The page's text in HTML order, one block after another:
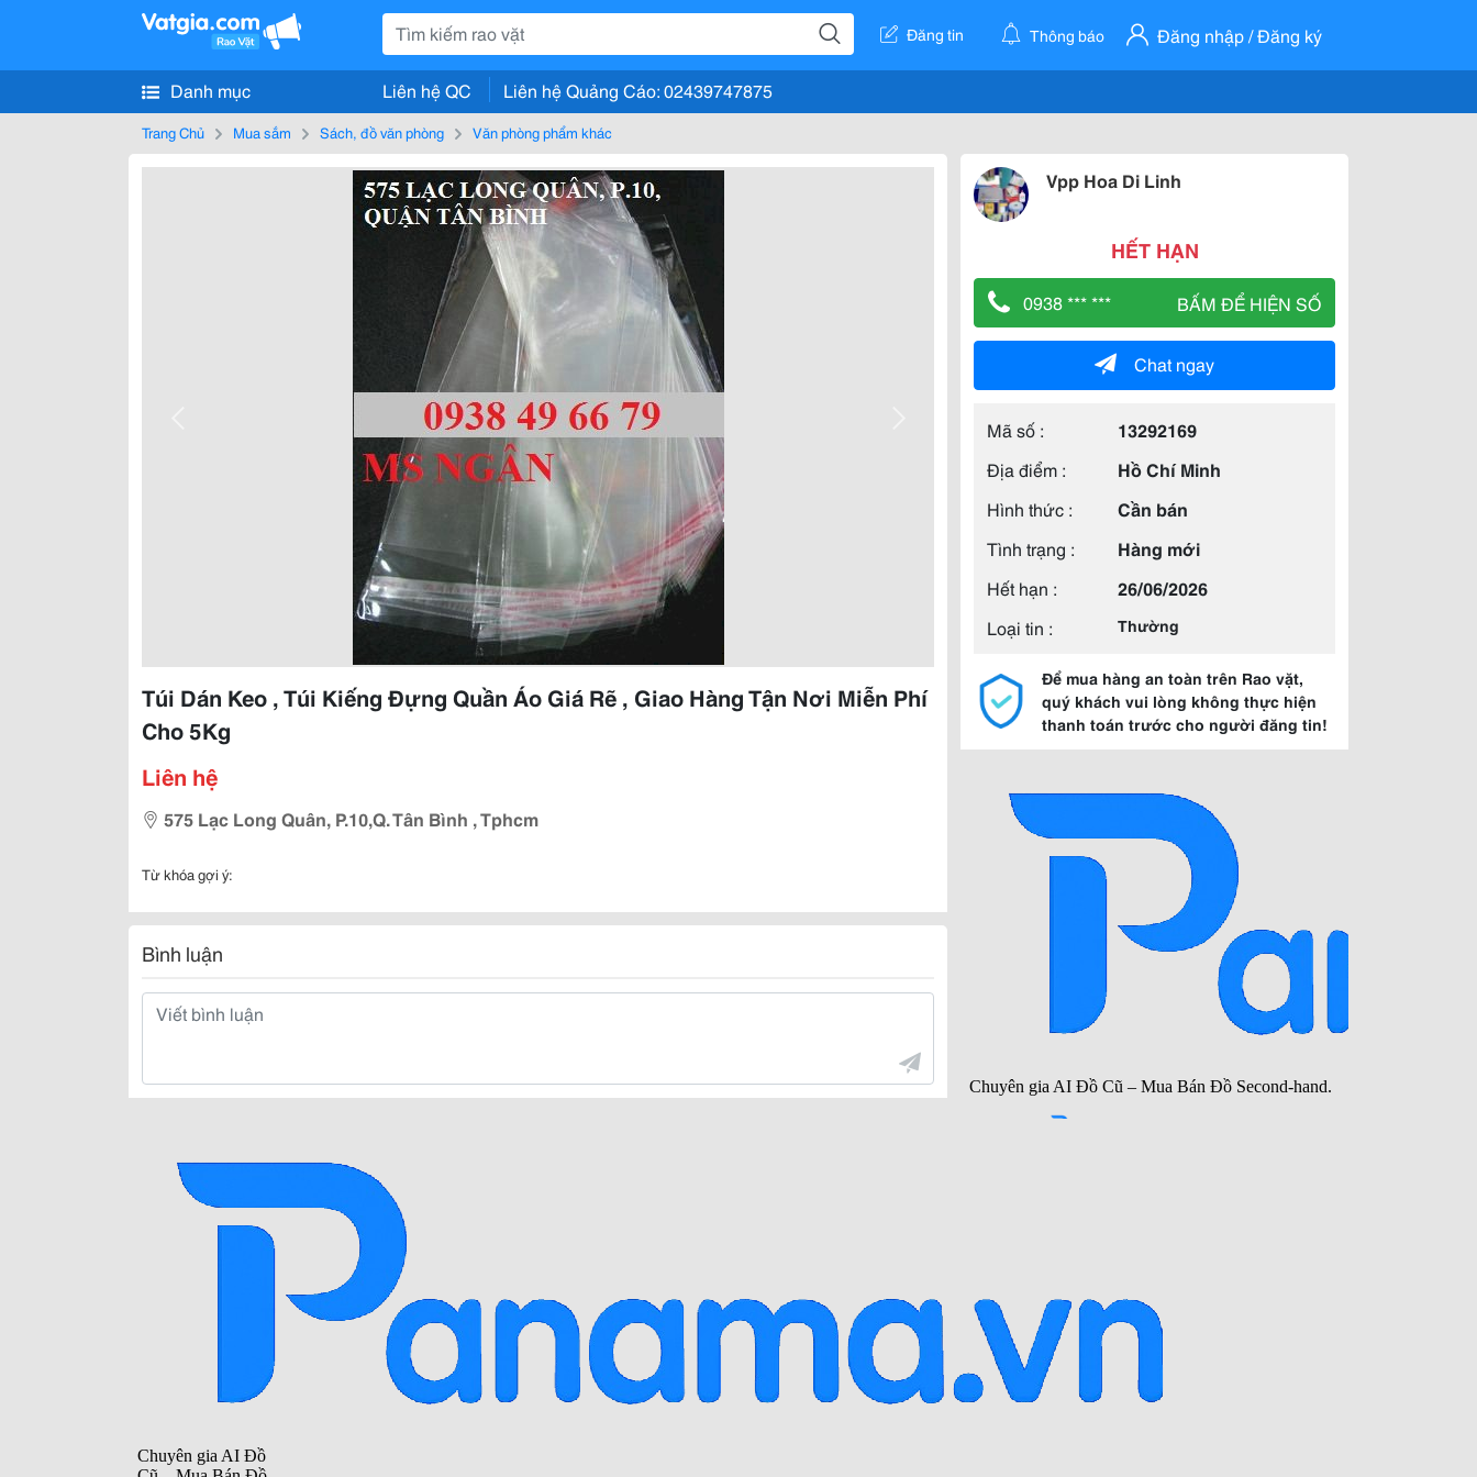
Đăng tin Thông báo Đăng nhập / Đăng ký
Danh mục Liên hệ QC Liên hệ Quảng Cáo: 02439747875
Trang Chủ Mua sắm Sách, đồ văn phòng Văn phòng phẩm khác
Túi Dán Keo , Túi Kiếng Đựng Quần Áo Giá Rẽ , Giao Hàng Tận Nơi Miễn Phí
Cho 5Kg
Liên hệ
575 Lạc Long Quân, P.10,Q. Tân Bình , Tphcm
Từ khóa gợi ý:
Bình luận
Vpp Hoa Di Linh
HẾT HẠN
0938 *** *** BẤM ĐỂ HIỆN SỐ
Chat ngay
Mã số :
13292169
Địa điểm :
Hồ Chí Minh
Hình thức :
Cần bán
Tình trạng :
Hàng mới
Hết hạn :
26/06/2026
Loại tin :
Thường
Để mua hàng an toàn trên Rao vặt,
quý khách vui lòng không thực hiện
thanh toán trước cho người đăng tin!